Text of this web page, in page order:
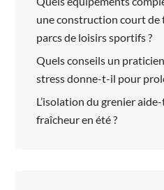
une construction court de
parcs de loisirs sportifs ?
Quels conseils un
stress donne-t-il pour
L’isolation du grenier
fraîcheur en été ?